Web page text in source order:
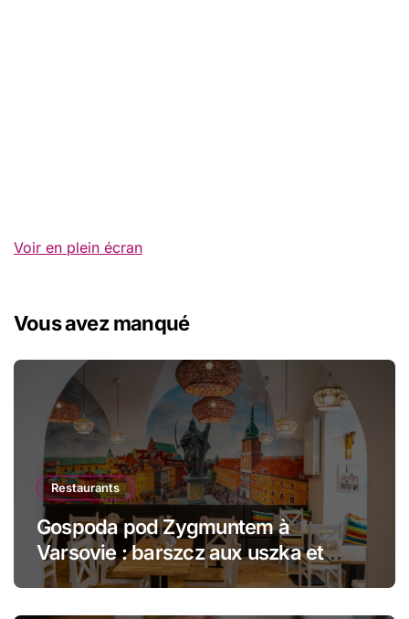
Voir en plein écran
Vous avez manqué
Restaurants
Gospoda pod Zygmuntem à
Varsovie : barszcz aux uszka et
pierogi face au Château Royal